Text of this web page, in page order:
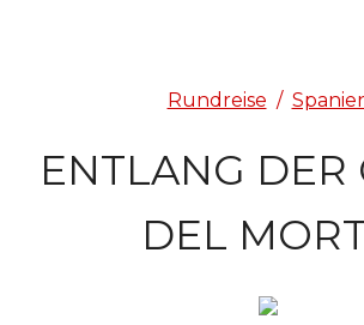
Rundreise /
ENTLANG DER
DEL